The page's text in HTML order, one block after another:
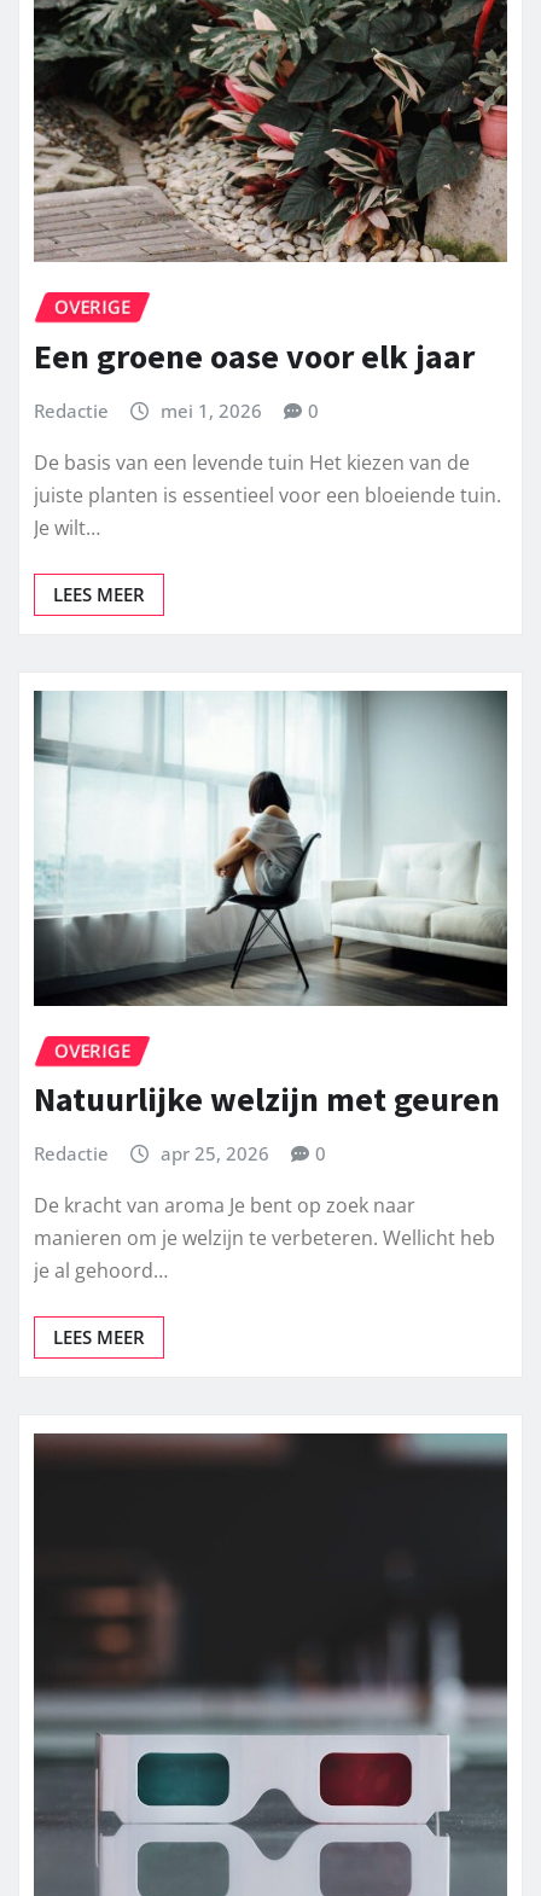
OVERIGE
Een groene oase voor elk jaar
Redactie mei 1, 2026 0
De basis van een levende tuin Het kiezen van de
juiste planten is essentieel voor een bloeiende tuin.
Je wilt…
OVERIGE
Natuurlijke welzijn met geuren
Redactie apr 25, 2026
De kracht van aroma Je bent op zoek naar
manieren om je welzijn te verbeteren. Wellicht heb
je al gehoord…